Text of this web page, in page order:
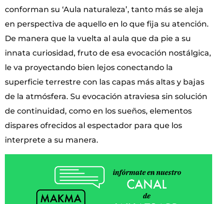
conforman su ‘Aula naturaleza’, tanto más se aleja
en perspectiva de aquello en lo que fija su atención.
De manera que la vuelta al aula que da pie a su
innata curiosidad, fruto de esa evocación nostálgica,
le va proyectando bien lejos conectando la
superficie terrestre con las capas más altas y bajas
de la atmósfera. Su evocación atraviesa sin solución
de continuidad, como en los sueños, elementos
dispares ofrecidos al espectador para que los
interprete a su manera.